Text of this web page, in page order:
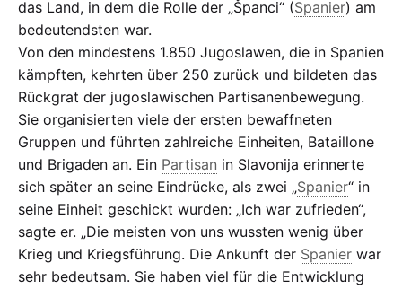
das Land, in dem die Rolle der „Španci“ (Spanier) am
bedeutendsten war.
Von den mindestens 1.850 Jugoslawen, die in Spanien
kämpften, kehrten über 250 zurück und bildeten das
Rückgrat der jugoslawischen Partisanenbewegung.
Sie organisierten viele der ersten bewaffneten
Gruppen und führten zahlreiche Einheiten, Bataillone
und Brigaden an. Ein Partisan in Slavonija erinnerte
sich später an seine Eindrücke, als zwei „Spanier“ in
seine Einheit geschickt wurden: „Ich war zufrieden“,
sagte er. „Die meisten von uns wussten wenig über
Krieg und Kriegsführung. Die Ankunft der Spanier war
sehr bedeutsam. Sie haben viel für die Entwicklung